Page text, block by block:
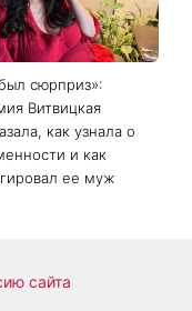
сюрприз»:
Витвицкая
как узнала о
и как
ее муж
сайта